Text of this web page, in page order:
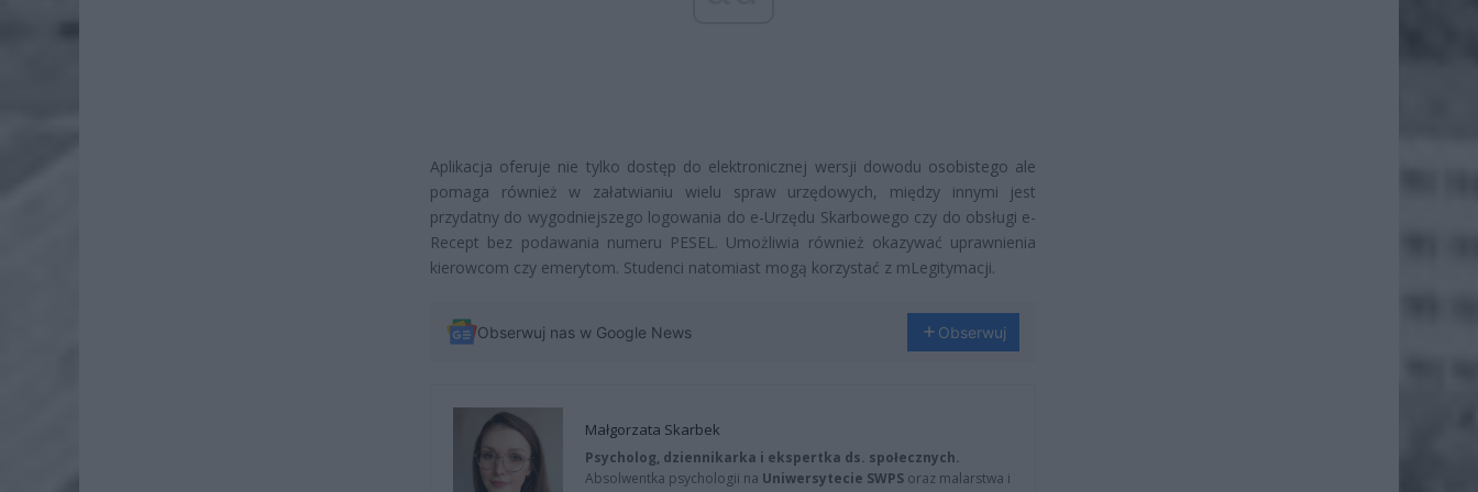
Aplikacja oferuje nie tylko dostęp do elektronicznej wersji dowodu osobistego ale
pomaga również w załatwianiu wielu spraw urzędowych, między innymi jest
przydatny do wygodniejszego logowania do e-Urzędu Skarbowego czy do obsługi e-
Recept bez podawania numeru PESEL. Umożliwia również okazywać uprawnienia
kierowcom czy emerytom. Studenci natomiast mogą korzystać z mLegitymacji.
Obserwuj nas w Google News Obserwuj
Małgorzata Skarbek
Psycholog, dziennikarka i ekspertka ds. społecznych.
Absolwentka psychologii na Uniwersytecie SWPS oraz malarstwa i